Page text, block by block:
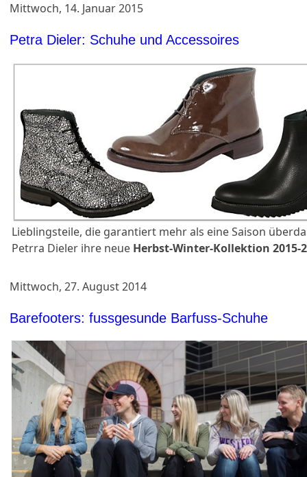
Mittwoch, 14. Januar 2015
Petra Dieler: Schuhe und Accessoires
Lieblingsteile, die garantiert mehr als eine Saison
Petrra Dieler ihre neue Herbst-Winter-Kollektion 2015-
Mittwoch, 27. August 2014
Barefooters: fussgesunde Barfuss-Schuhe